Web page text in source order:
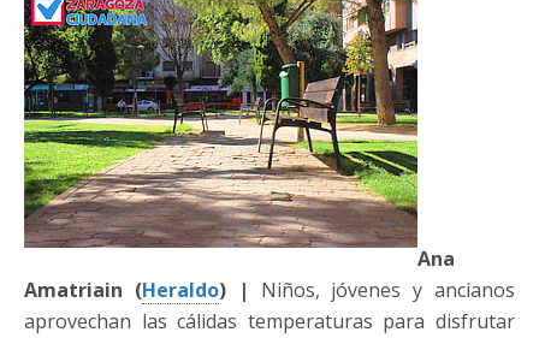
Ana
Amatriain (Heraldo) |
Niños, jóvenes y ancianos
aprovechan las cálidas temperaturas para disfrutar